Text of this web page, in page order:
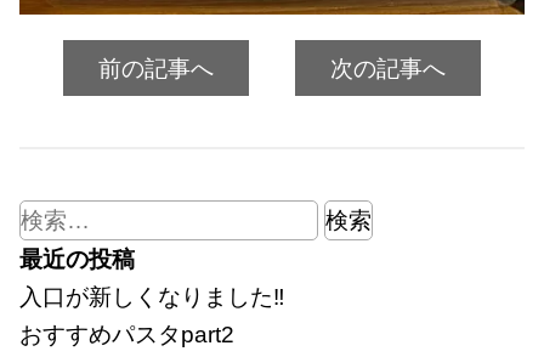
前の記事へ 次の記事へ
検
索:
最近の投稿
入口が新しくなりました‼
おすすめパスタpart2